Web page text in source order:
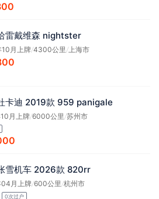
雷戴维森 nightster
月上牌/4300公里/上海市
杜卡迪 2019款 959 panigale
月上牌/6000公里/苏州市
雪机车 2026款 820rr
月上牌/600公里/杭州市
0次过户